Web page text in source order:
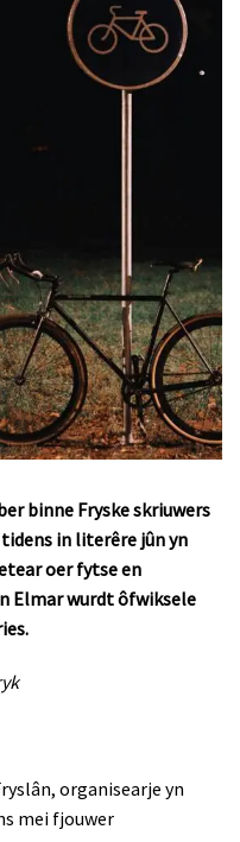
binne Fryske skriuwers
in literêre jûn yn
oer fytse en
Elmar wurdt ôfwiksele
organisearje yn
mei fjouwer